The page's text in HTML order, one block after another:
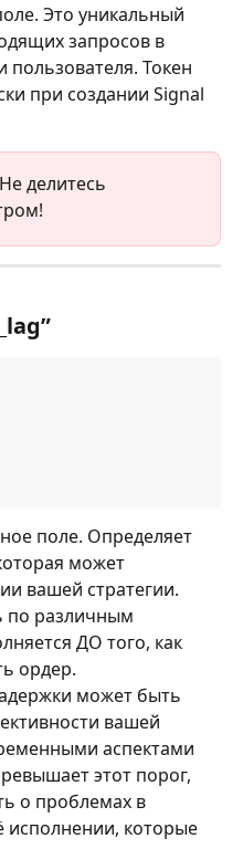
Это уникальный
запросов в
пользователя. Токен
при создании Signal
Не делитесь
поле. Определяет
может
вашей стратегии.
по различным
ДО того, как
ордер.
может быть
вашей
аспектами
этот порог,
о проблемах в
исполнении, которые